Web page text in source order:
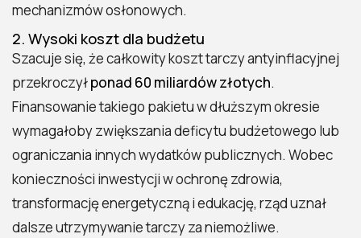
mechanizmów osłonowych.
2. Wysoki koszt dla budżetu
Szacuje się, że całkowity koszt tarczy antyinflacyjnej
przekroczyłponad 60 miliardów złotych.
Finansowanie takiego pakietu w dłuższym okresie
wymagałoby zwiększania deficytu budżetowego lub
ograniczania innych wydatków publicznych. Wobec
konieczności inwestycji w ochronę zdrowia,
transformację energetyczną i edukację, rząd uznał
dalsze utrzymywanie tarczy za niemożliwe.